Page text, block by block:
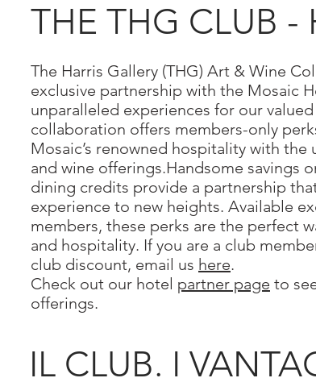
THE THG CLUB -
​The Harris Gallery (THG) Art & Wine
exclusive partnership with the Mosaic
unparalleled experiences for our
collaboration offers members-only
Mosaic’s renowned hospitality with the
and wine offerings.Handsome savings
dining credits provide a partnership
experience to new heights. Available
members, these perks are the perfect
and hospitality.​​ If you are a club
club discount, email us here.
Check out our hotel partner page to
offerings.
IL CLUB. I